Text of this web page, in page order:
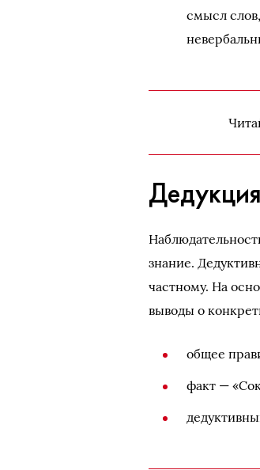
смысл
знание.
частному. На
выводы о
общее
факт —